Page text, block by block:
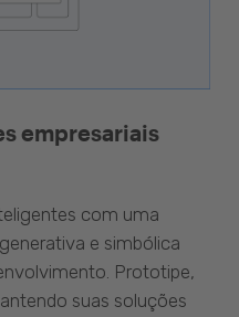
empresariais
com uma
e simbólica
Prototipe,
suas soluções